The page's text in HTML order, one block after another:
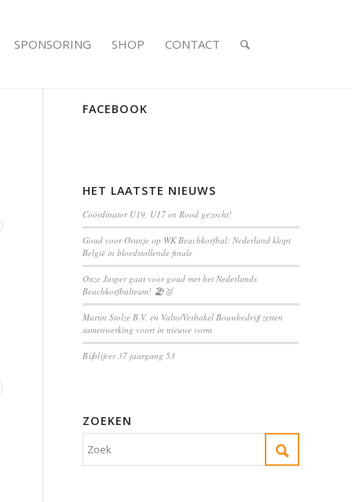
SPONSORING SHOP CONTACT
FACEBOOK
HET LAATSTE NIEUWS
Coördinator U19, U17 en Rood gezocht!
Goud voor Oranje op WK Beachkorfbal: Nederland klopt
België in bloedstollende finale
Onze Jasper gaat voor goud met het Nederlands
Beachkorfbalteam! 🏖️🥇
Martin Stolze B.V. en Valto/Verbakel Bouwbedrijf zetten
samenwerking voort in nieuwe vorm
Bijblijver 37 jaargang 53
ZOEKEN